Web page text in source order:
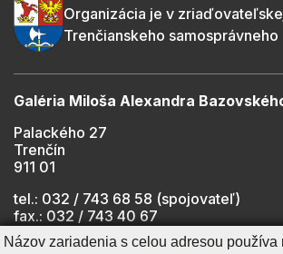
Organizácia je v
Trenčianskeho samosprávneho
Galéria Miloša Alexandra
Palackého 27
Trenčín
911 01
tel.: 032 / 743 68 58 (spojovateľ)
fax.: 032 / 743 40 67
e-mail:
info@gmab.sk
Názov zariadenia s celou adresou používa